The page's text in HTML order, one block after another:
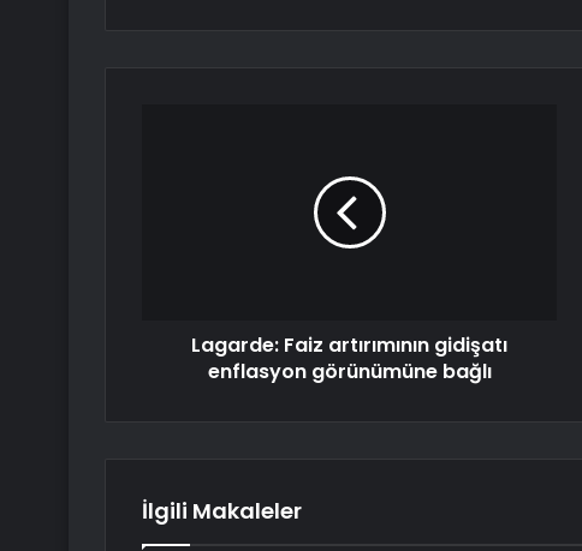
Lagarde: Faiz artırımının gidişatı
enflasyon görünümüne bağlı
İlgili Makaleler